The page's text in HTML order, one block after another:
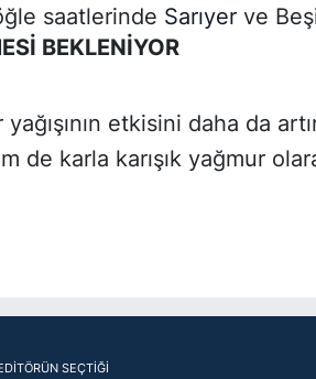
saatlerinde Sarıyerve
BEKLENİYOR
etkisini daha da
de karla karışık yağmur
EDITÖRÜN SEÇTIĞI